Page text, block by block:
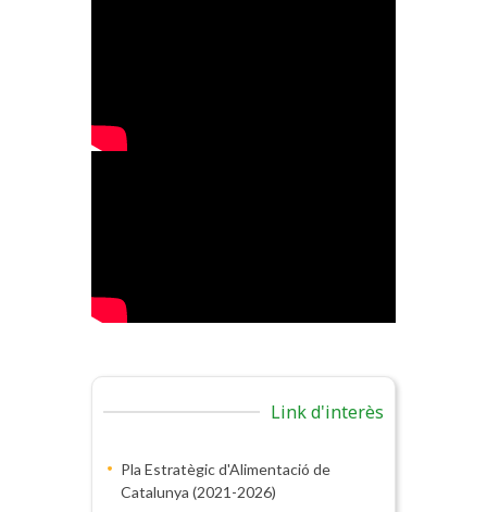
Link d'interès
Pla Estratègic d'Alimentació de
Catalunya (2021-2026)